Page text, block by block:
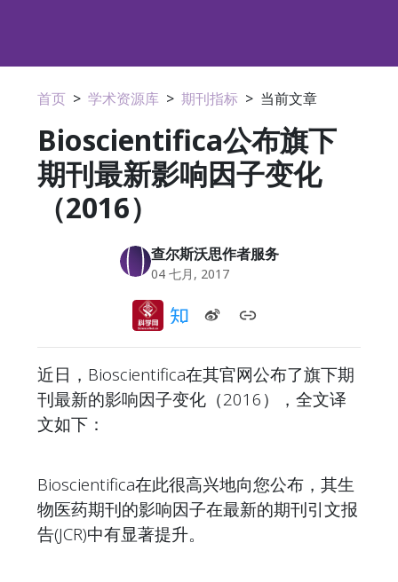
首页 > 学术资源库 > 期刊指标 > 当前文章
Bioscientifica公布旗下
期刊最新影响因子变化
（2016）
查尔斯沃思作者服务
04 七月, 2017
近日，Bioscientifica在其官网公布了旗下期
刊最新的影响因子变化（2016），全文译
文如下：
Bioscientifica在此很高兴地向您公布，其生
物医药期刊的影响因子在最新的期刊引文报
告(JCR)中有显著提升。